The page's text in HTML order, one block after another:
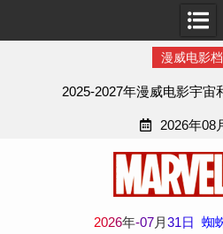
漫威电影
2025-2027年漫威电影宇宙
2026年08
2026年-07月31日
蜘